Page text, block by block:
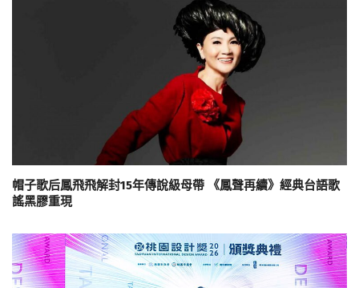
帽子歌后鳳飛飛解封15年傳說級母帶 《鳳聲再續》經典台語歌
謠黑膠重現